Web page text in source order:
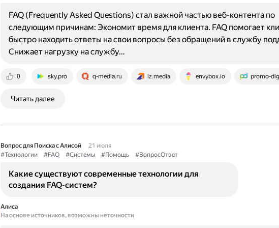
0 sky.pro q-media.ru lz.media envybox.io promo-
FAQ (Frequently Asked Questions) стал важной частью веб-контента по
следующим причинам: Экономит время для клиента. FAQ помогает
быстро находить ответы на свои вопросы без обращений в службу
Снижает нагрузку на службу…
Читать далее
Вопрос для Поиска с Алисой
21 июля
#Технологии
#FAQ #Системы #Помощь #ВопросОтвет
Какие существуют современные технологии для
создания FAQ-систем?
Алиса
На основе источников, возможны неточности